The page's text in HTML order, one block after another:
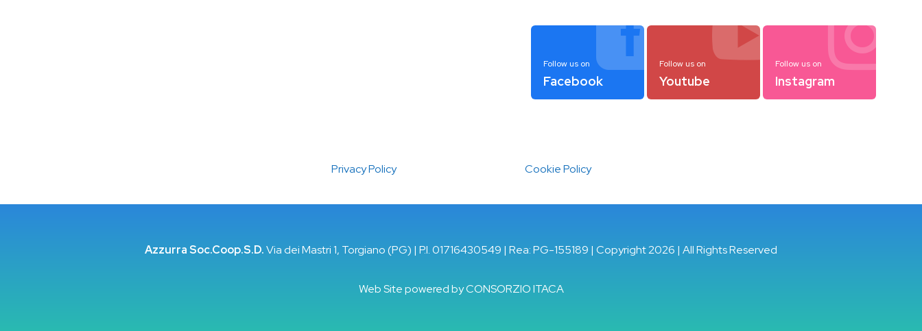

Follow us on
Facebook

Follow us on
Youtube

Follow us on
Instagram
Privacy Policy Cookie Policy
Azzurra Soc.Coop.S.D.Via dei Mastri 1, Torgiano (PG) | P.I. 01716430549 | Rea: PG-155189 | Copyright 2026 | All Rights Reserved
Web Site powered byCONSORZIO ITACA